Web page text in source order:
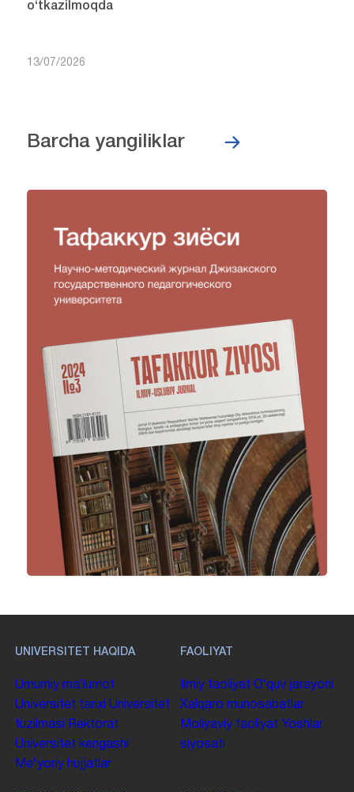
o‘tkazilmoqda
13/07/2026
Barcha yangiliklar
UNIVERSITET HAQIDA
Umumiy maʼlumot
Universitet tarixi Universitet
tuzilmasi
Rektorat
Universitet kengashi
Me'yoriy hujjatlar
FAOLIYAT
Ilmiy faoliyat Oʻquv jarayoni
Xalqaro munosabatlar
Moliyaviy faoliyat Yoshlar
siyosati